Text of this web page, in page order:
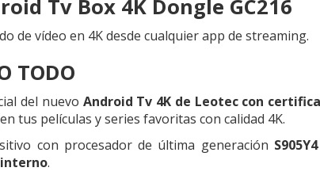
Tv Box 4K Dongle GC216
de vídeo en 4K desde cualquier app de streaming.
TODO
del nuevo Android Tv 4K de Leotec con
tus películas y series favoritas con calidad 4K.
con procesador de última generación
.